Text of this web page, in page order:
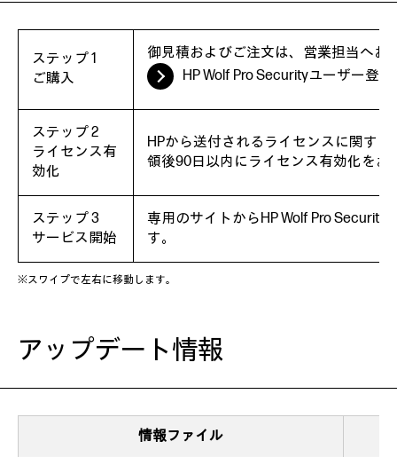
ステップ 1
ご購入
御見積およびご注文は、営業担当へお
HP Wolf Pro Securityユーザー登
ステップ 2
ライセンス有
効化
HPから送付されるライセンスに関す
領後90日以内にライセンス有効化をお
ステップ 3
サービス開始
専用のサイトからHP Wolf Pro
す。
※スワイプで左右に移動します。
アップデート情報
情報ファイル